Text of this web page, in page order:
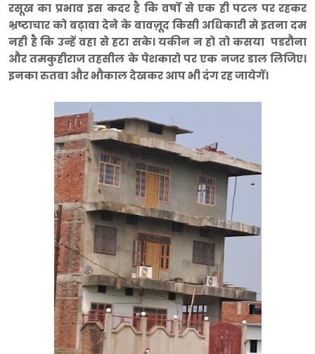
रसूख का प्रभाव इस कदर है कि वर्षो से एक ही पटल पर रहकर
भ्रष्टाचार को बढ़ावा देने के बावज़ूद किसी अधिकारी मे इतना दम
नही है कि उन्हें वहा से हटा सके। यकीन न हो तो कसया पडरौना
और तमकुहीराज तहसील के पेशकारो पर एक नजर डाल लिजिए।
इनका रुतबा और भौकाल देखकर आप भी दंग रह जायेगें।